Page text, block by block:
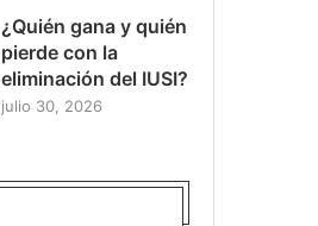
¿Quién gana y quién
pierde con la
eliminación del IUSI?
julio 30, 2026